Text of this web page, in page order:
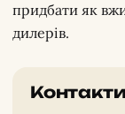
придбати як
дилерів.